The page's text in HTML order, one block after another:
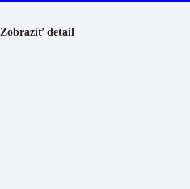
Zobraziť detail